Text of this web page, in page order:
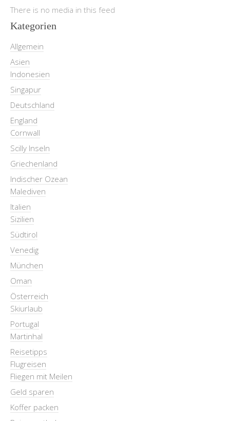
There is no media in this feed
Kategorien
Allgemein
Asien
Indonesien
Singapur
Deutschland
England
Cornwall
Scilly Inseln
Griechenland
Indischer Ozean
Malediven
Italien
Sizilien
Südtirol
Venedig
München
Oman
Österreich
Skiurlaub
Portugal
Martinhal
Reisetipps
Flugreisen
Fliegen mit Meilen
Geld sparen
Koffer packen